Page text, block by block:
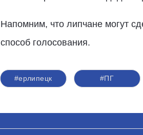
Напомним, что липчане могут
способ голосования.
#ерлипецк #ПГ